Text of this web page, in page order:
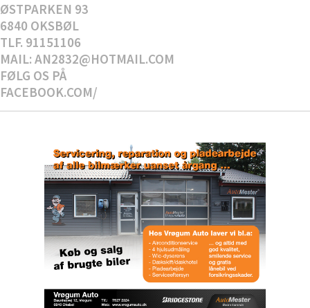
ØSTPARKEN 93
6840 OKSBØL
TLF. 91151106
MAIL: AN2832@HOTMAIL.COM
FØLG OS PÅ
FACEBOOK.COM/